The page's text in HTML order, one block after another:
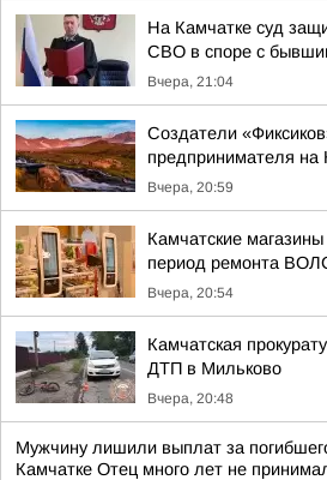
На Камчатке суд
СВО в споре с
Вчера, 21:04
Создатели
предпринимателя на
Вчера, 20:59
Камчатские магазины
период ремонта
Вчера, 20:54
Камчатская
ДТП в Мильково
Вчера, 20:48
Мужчину лишили выплат за
Камчатке Отец много лет не